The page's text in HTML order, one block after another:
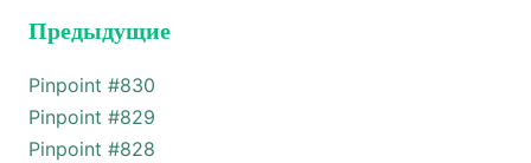
Предыдущие
Pinpoint #830
Pinpoint #829
Pinpoint #828